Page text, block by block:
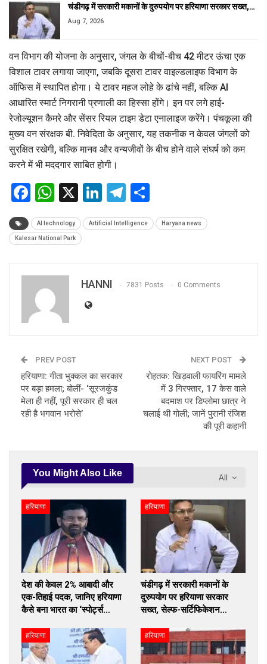
चंडीगढ़ में सरकारी मकानों के दुरुपयोग पर हरियाणा सरकार सख्त,…
Aug 7, 2026
वन विभाग की योजना के अनुसार, जंगल के बीचों-बीच 42 मीटर ऊंचा एक
विशाल टावर लगाया जाएगा, जबकि दूसरा टावर वाइल्डलाइफ विभाग के
ऑफिस में स्थापित होगा। ये टावर महज लोहे के ढांचे नहीं, बल्कि AI
आधारित स्मार्ट निगरानी प्रणाली का हिस्सा होंगे। इन पर लगे हाई-
रेजोल्यूशन कैमरे और सेंसर रियल टाइम डेटा एनालाइज करेंगे। पंचकूला की
मुख्य वन संरक्षक बी. निवेदिता के अनुसार, यह तकनीक न केवल जंगलों को
सुरक्षित रखेगी, बल्कि मानव और वन्यजीवों के बीच होने वाले संघर्ष को कम
करने में भी मददगार साबित होगी।
Facebook
WhatsApp
X LinkedIn
Telegram
AI technology Artificial Intelligence Haryana news
Kalesar National Park
HANNI 7831 Posts 0 Comments
PREV POST
हरियाणा: गीता भुक्कल का सरकार
पर बड़ा हमला; बोलीं- ‘सूरजकुंड
मेला ही नहीं, पूरी सरकार ही चल
रही है भगवान भरोसे’
NEXT POST
रोहतक: खिड़वाली फायरिंग मामले
में 3 गिरफ्तार, 17 केस वाले
बदमाश पर डिप्लोमा छात्र ने
चलाई थी गोली; जानें पुरानी रंजिश
की पूरी कहानी
All
You Might Also Like
हरियाणा
देश की केवल 2% आबादी और
एक-तिहाई पदक, जानिए हरियाणा
कैसे बना भारत का ‘स्पोर्ट्स…
हरियाणा
चंडीगढ़ में सरकारी मकानों के
दुरुपयोग पर हरियाणा सरकार
सख्त, सेल्फ-सर्टिफिकेशन…
हरियाणा हरियाणा